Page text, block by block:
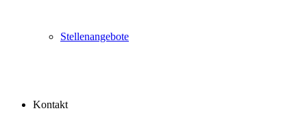
Stellenangebote
Kontakt